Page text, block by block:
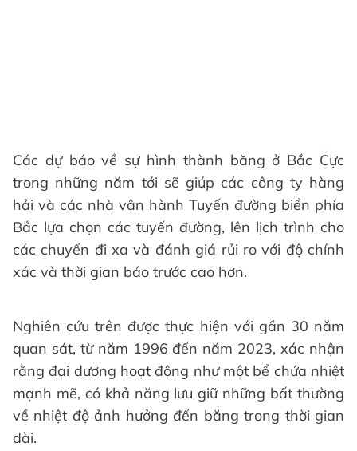
Các dự báo về sự hình thành băng ở Bắc Cực
trong những năm tới sẽ giúp các công ty hàng
hải và các nhà vận hành Tuyến đường biển phía
Bắc lựa chọn các tuyến đường, lên lịch trình cho
các chuyến đi xa và đánh giá rủi ro với độ chính
xác và thời gian báo trước cao hơn.
Nghiên cứu trên được thực hiện với gần 30 năm
quan sát, từ năm 1996 đến năm 2023, xác nhận
rằng đại dương hoạt động như một bể chứa nhiệt
mạnh mẽ, có khả năng lưu giữ những bất thường
về nhiệt độ ảnh hưởng đến băng trong thời gian
dài.